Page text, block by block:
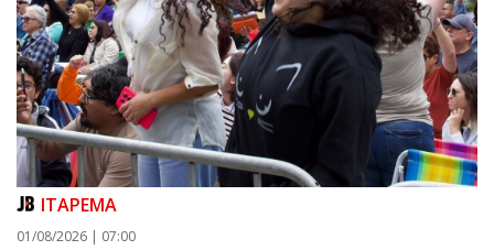
ITAPEMA
01/08/2026 | 07:00